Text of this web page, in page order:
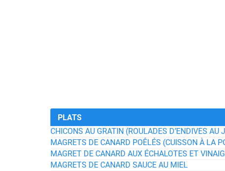
PLATS
CHICONS AU GRATIN (ROULADES D’ENDIVES AU
MAGRETS DE CANARD POÊLÉS (CUISSON À LA
MAGRET DE CANARD AUX ÉCHALOTES ET
MAGRETS DE CANARD SAUCE AU MIEL